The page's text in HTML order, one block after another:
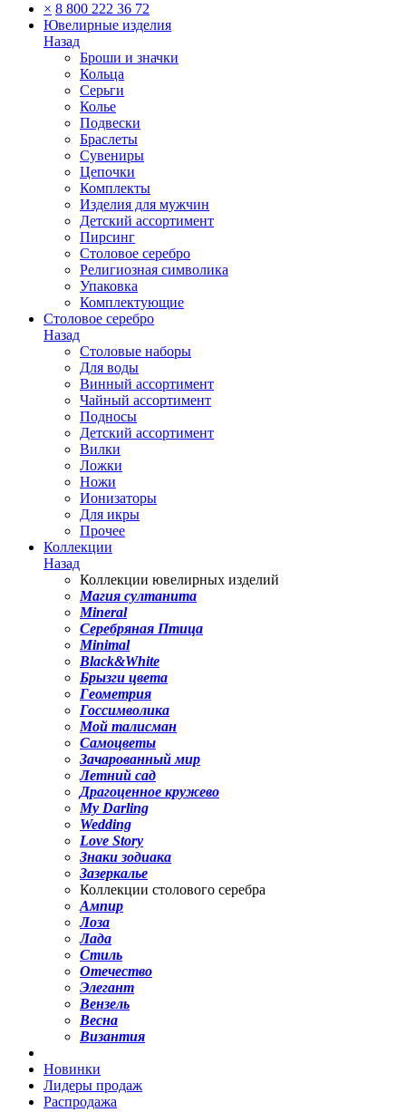
× 8 800 222 36 72
Ювелирные изделия
Назад
Броши и значки
Кольца
Серьги
Колье
Подвески
Браслеты
Сувениры
Цепочки
Комплекты
Изделия для мужчин
Детский ассортимент
Пирсинг
Столовое серебро
Религиозная символика
Упаковка
Комплектующие
Столовое серебро
Назад
Столовые наборы
Для воды
Винный ассортимент
Чайный ассортимент
Подносы
Детский ассортимент
Вилки
Ложки
Ножи
Ионизаторы
Для икры
Прочее
Коллекции
Назад
Коллекции ювелирных изделий
Магия султанита
Mineral
Серебряная Птица
Minimal
Black&White
Брызги цвета
Геометрия
Госсимволика
Мой талисман
Самоцветы
Зачарованный мир
Летний сад
Драгоценное кружево
My Darling
Wedding
Love Story
Знаки зодиака
Зазеркалье
Коллекции столового серебра
Ампир
Лоза
Лада
Стиль
Отечество
Элегант
Вензель
Весна
Византия
Новинки
Лидеры продаж
Распродажа